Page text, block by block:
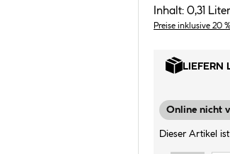
Inhalt: 0,31 Liter
Preise inklusive 20
LIEFERN
Online nicht
Dieser Artikel